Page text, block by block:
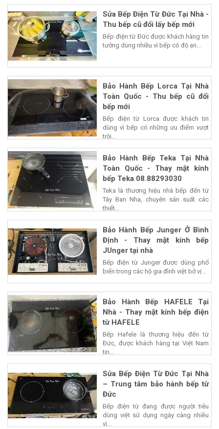
Sửa Bếp Điện Từ Đức Tại Nhà -
Thu bếp cũ đổi lấy bếp mới
Bếp điện từ Đức được khách hàng tin
tưởng dùng nhiều vì bếp có độ an...
Bảo Hành Bếp Lorca Tại Nhà
Toàn Quốc - Thu bếp cũ đổi
bếp mới
Bếp điện từ Lorca được khách tin
dùng vì bếp có những ưu điểm vượt
trội...
Bảo Hành Bếp Teka Tại Nhà
Toàn Quốc - Thay mặt kính
bếp Teka 08.88293030
Teka là thương hiệu nhà bếp đến từ
Tây Ban Nha, chuyên sản suất các
thiết...
Bảo Hành Bếp Junger Ở Bình
Định - Thay mặt kính bếp
JUnger tại nhà
Bếp điện từ Junger được dùng phổ
biến trong các hộ gia đình việt bở vị...
Bảo Hành Bếp HAFELE Tại
Nhà - Thay mặt kính bếp điện
từ HAFELE
Bếp Hafele là thương hiệu đến từ
Đức, được khách hàng tại Việt Nam
tin...
Sửa Bếp Điện Từ Đức Tại Nhà
– Trung tâm bảo hành bếp từ
Đức
Bếp điện từ đang được người tiêu
dùng việt sử dụng ngày càng nhiều
vì...